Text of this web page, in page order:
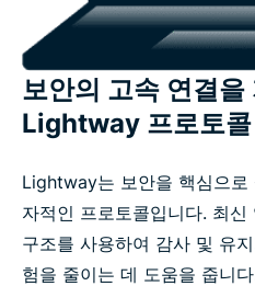
보안의 고속 연결을
Lightway 프로토콜
Lightway는 보안을 핵심으로
자적인 프로토콜입니다. 최
구조를 사용하여 감사 및 유
험을 줄이는 데 도움을 줍니